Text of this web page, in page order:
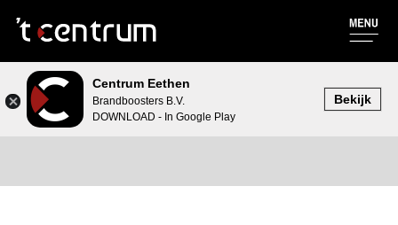
Centrum Eethen
Brandboosters B.V.
DOWNLOAD - In Google Play
Bekijk
Online kopen